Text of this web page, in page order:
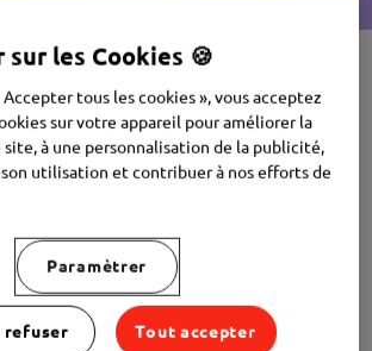
vos équipes en
à leurs besoins
est la solution tout-en-un qui
RH pour
engagervos
sur les Cookies 🍪
tous les cookies », vous acceptez
sur votre appareil pour améliorer la
site, à une personnalisation de la publicité,
utilisation et contribuer à nos efforts de
Paramètrer
refuser Tout accepter